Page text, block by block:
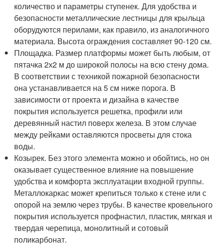
количество и параметры ступенек. Для удобства и
безопасности металлические лестницы для крыльца
оборудуются перилами, как правило, из аналогичного
материала. Высота ограждения составляет 90-120 см.
Площадка. Размер платформы может быть любым, от
пятачка 2х2 м до широкой полосы на всю стену дома.
В соответствии с техникой пожарной безопасности
она устанавливается на 5 см ниже порога. В
зависимости от проекта и дизайна в качестве
покрытия используется решетка, профили или
деревянный настил поверх железа. В этом случае
между рейками оставляются просветы для стока
воды.
Козырек. Без этого элемента можно и обойтись, но он
оказывает существенное влияние на повышение
удобства и комфорта эксплуатации входной группы.
Металлокаркас может крепиться только к стене или с
опорой на землю через трубы. В качестве кровельного
покрытия используется профнастил, пластик, мягкая и
твердая черепица, монолитный и сотовый
поликарбонат.